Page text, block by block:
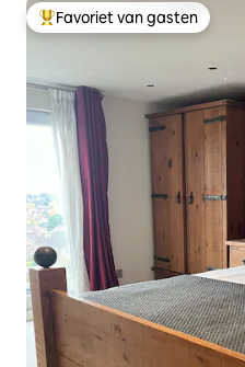
Topfavoriet van gasten
Favoriet van gasten